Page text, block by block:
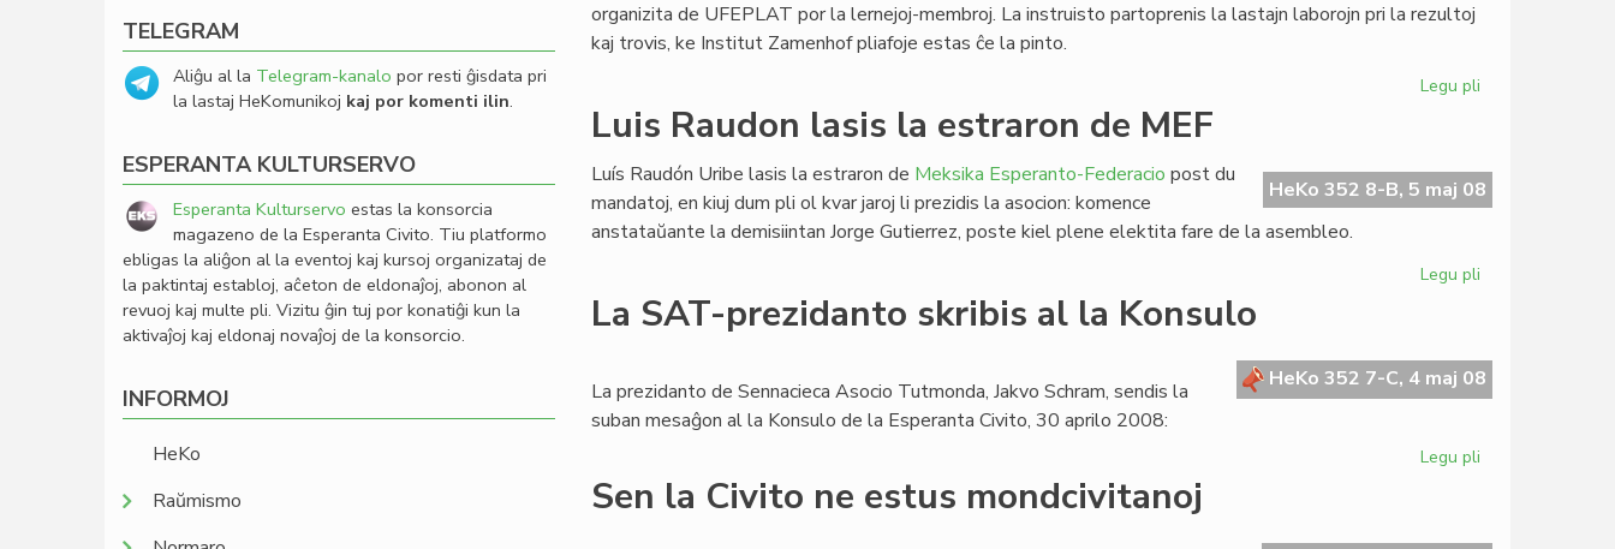
organizita de UFEPLAT por la lernejoj-membroj. La instruisto partoprenis la lastajn laborojn pri la rezultoj
kaj trovis, ke Institut Zamenhof pliafoje estas ĉe la pinto.
Legu pli
de
TIETo
Luis Raudon lasis la estraron de MEF
HeKo 352 8-B, 5 maj 08
Luís Raudón Uribe lasis la estraron de Meksika Esperanto-Federacio post du
mandatoj, en kiuj dum pli ol kvar jaroj li prezidis la asocion: komence
anstataŭante la demisiintan Jorge Gutierrez, poste kiel plene elektita fare de la asembleo.
Legu pli
la
estraron
La SAT-prezidanto skribis al la Konsulo
HeKo 352 7-C, 4 maj 08
La prezidanto de Sennacieca Asocio Tutmonda, Jakvo Schram, sendis la
suban mesaĝon al la Konsulo de la Esperanta Civito, 30 aprilo 2008:
Legu pli
Sen la Civito ne estus mondcivitanoj
TELEGRAM
Aliĝu al la Telegram-kanalo por resti ĝisdata pri
la lastaj HeKomunikoj kaj por komenti ilin.
ESPERANTA KULTURSERVO
Esperanta Kulturservo estas la konsorcia
magazeno de la Esperanta Civito. Tiu platformo
ebligas la aliĝon al la eventoj kaj kursoj organizataj de
la paktintaj establoj, aĉeton de eldonaĵoj, abonon al
revuoj kaj multe pli. Vizitu ĝin tuj por konatiĝi kun la
aktivaĵoj kaj eldonaj novaĵoj de la konsorcio.
INFORMOJ
HeKo
Raŭmismo